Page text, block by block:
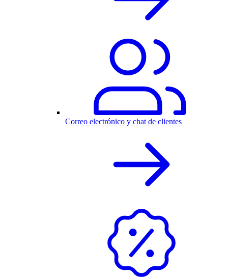
Correo electrónico y chat de clientes